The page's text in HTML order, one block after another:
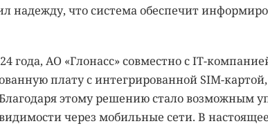
надежду, что система обеспечит
года, АО «Глонасс» совместно с IT-
плату с интегрированной SIM-
этому решению стало возможным
через мобильные сети. В